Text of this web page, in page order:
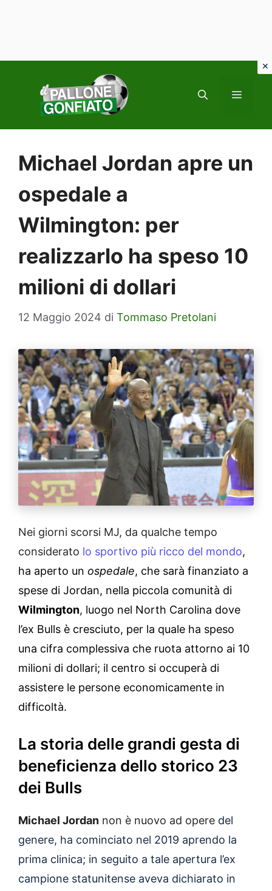
contenuto
MENU
Michael Jordan apre un
ospedale a
Wilmington: per
realizzarlo ha speso 10
milioni di dollari
12 Maggio 2024 di Tommaso Pretolani
Nei giorni scorsi MJ, da qualche tempo
considerato lo sportivo più ricco del mondo,
ha aperto un ospedale, che sarà finanziato a
spese di Jordan, nella piccola comunità di
Wilmington, luogo nel North Carolina dove
l’ex Bulls è cresciuto, per la quale ha speso
una cifra complessiva che ruota attorno ai 10
milioni di dollari; il centro si occuperà di
assistere le persone economicamente in
difficoltà.
La storia delle grandi gesta di
beneficienza dello storico 23
dei Bulls
Michael Jordan non è nuovo ad opere del
genere, ha cominciato nel 2019 aprendo la
prima clinica; in seguito a tale apertura l’ex
campione statunitense aveva dichiarato in